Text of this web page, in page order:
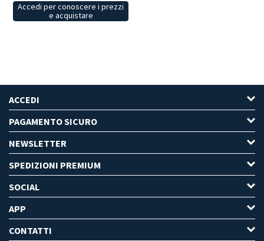
Accedi per conoscere i prezzi
e acquistare
ACCEDI
PAGAMENTO SICURO
NEWSLETTER
SPEDIZIONI PREMIUM
SOCIAL
APP
CONTATTI